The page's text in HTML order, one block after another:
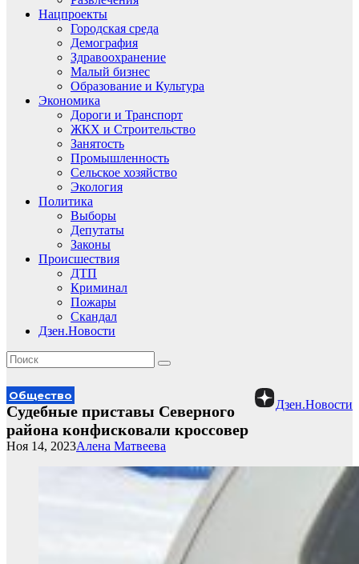
Нацпроекты
Городская среда
Демография
Здравоохранение
Малый бизнес
Образование и Культура
Экономика
Дороги и Транспорт
ЖКХ и Строительство
Занятость
Промышленность
Сельское хозяйство
Экология
Политика
Выборы
Депутаты
Законы
Происшествия
ДТП
Криминал
Пожары
Скандал
Дзен.Новости
Дзен.Новости
Общество
Судебные приставы Северного
района конфисковали кроссовер
Алена Матвеева
Ноя 14, 2023